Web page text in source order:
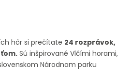
hôr si prečítate 24 rozprávok,
Sú inšpirované Vlčími horami,
Národnom parku